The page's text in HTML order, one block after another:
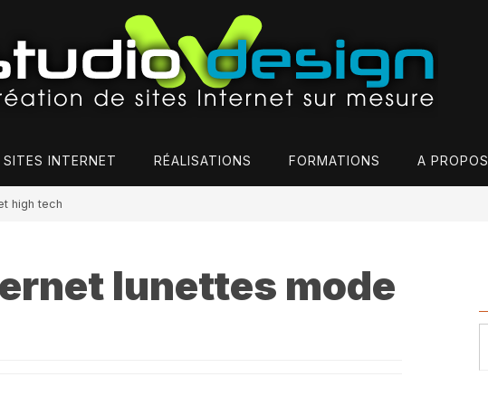
INTERNET RÉALISATIONS FORMATIONS A PROPOS
high tech
lunettes mode